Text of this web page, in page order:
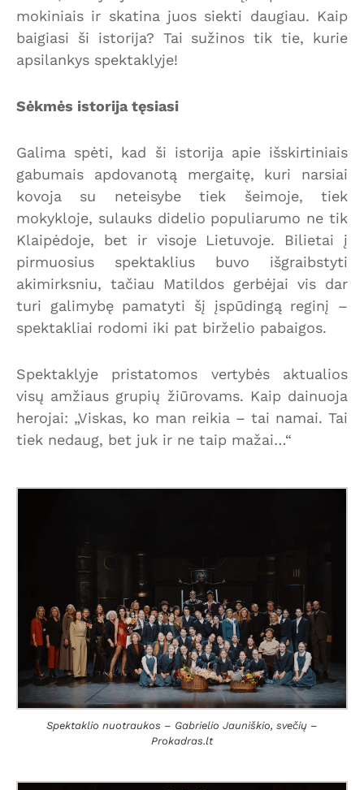
mokiniais ir skatina juos siekti daugiau. Kaip
baigiasi ši istorija? Tai sužinos tik tie, kurie
apsilankys spektaklyje!
Sėkmės istorija tęsiasi
Galima spėti, kad ši istorija apie išskirtiniais
gabumais apdovanotą mergaitę, kuri narsiai
kovoja su neteisybe tiek šeimoje, tiek
mokykloje, sulauks didelio populiarumo ne tik
Klaipėdoje, bet ir visoje Lietuvoje. Bilietai į
pirmuosius spektaklius buvo išgraibstyti
akimirksniu, tačiau Matildos gerbėjai vis dar
turi galimybę pamatyti šį įspūdingą reginį –
spektakliai rodomi iki pat birželio pabaigos.
Spektaklyje pristatomos vertybės aktualios
visų amžiaus grupių žiūrovams. Kaip dainuoja
herojai: „Viskas, ko man reikia – tai namai. Tai
tiek nedaug, bet juk ir ne taip mažai…“
Spektaklio nuotraukos – Gabrielio Jauniškio, svečių –
Prokadras.lt